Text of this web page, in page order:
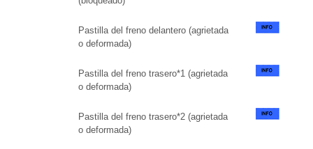
Pastilla del freno delantero (agrietada
o deformada)
Pastilla del freno trasero*1 (agrietada
o deformada)
Pastilla del freno trasero*2 (agrietada
o deformada)